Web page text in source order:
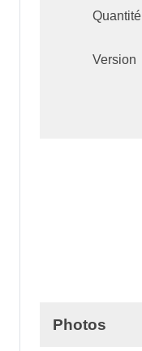
Quantité
Version
Photos